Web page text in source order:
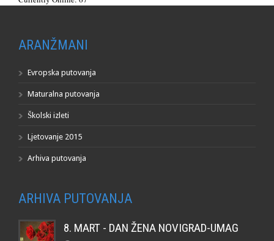
ARANŽMANI
Evropska putovanja
Maturalna putovanja
Školski izleti
Ljetovanje 2015
Arhiva putovanja
ARHIVA PUTOVANJA
8. MART - DAN ŽENA NOVIGRAD-UMAG